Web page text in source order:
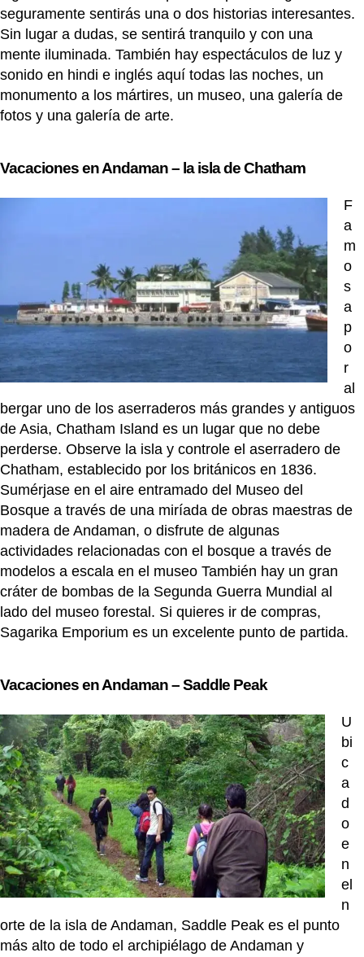
seguramente sentirás una o dos historias interesantes.
Sin lugar a dudas, se sentirá tranquilo y con una
mente iluminada. También hay espectáculos de luz y
sonido en hindi e inglés aquí todas las noches, un
monumento a los mártires, un museo, una galería de
fotos y una galería de arte.
Vacaciones en Andaman – la isla de Chatham
F
a
m
o
s
a
p
o
r
al
bergar uno de los aserraderos más grandes y antiguos
de Asia, Chatham Island es un lugar que no debe
perderse. Observe la isla y controle el aserradero de
Chatham, establecido por los británicos en 1836.
Sumérjase en el aire entramado del Museo del
Bosque a través de una miríada de obras maestras de
madera de Andaman, o disfrute de algunas
actividades relacionadas con el bosque a través de
modelos a escala en el museo También hay un gran
cráter de bombas de la Segunda Guerra Mundial al
lado del museo forestal. Si quieres ir de compras,
Sagarika Emporium es un excelente punto de partida.
Vacaciones en Andaman – Saddle Peak
U
bi
c
a
d
o
e
n
el
n
orte de la isla de Andaman, Saddle Peak es el punto
más alto de todo el archipiélago de Andaman y